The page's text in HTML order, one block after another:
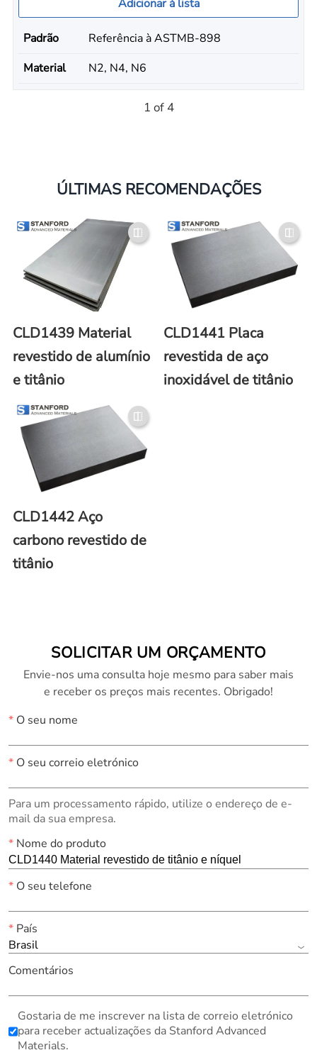
Adicionar à lista
Padrão
Referência à ASTMB-898
Material
N2, N4, N6
1 of 4
ÚLTIMAS RECOMENDAÇÕES
CLD1439 Material
revestido de alumínio
e titânio
CLD1441 Placa
revestida de aço
inoxidável de titânio
CLD1442 Aço
carbono revestido de
titânio
SOLICITAR UM ORÇAMENTO
Envie-nos uma consulta hoje mesmo para saber mais
e receber os preços mais recentes. Obrigado!
*O seu nome
*O seu correio eletrónico
Para um processamento rápido, utilize o endereço de e-
mail da sua empresa.
*Nome do produto
*O seu telefone
*País
Brasil
Comentários
Gostaria de me inscrever na lista de correio eletrónico
para receber actualizações da Stanford Advanced
Materials.